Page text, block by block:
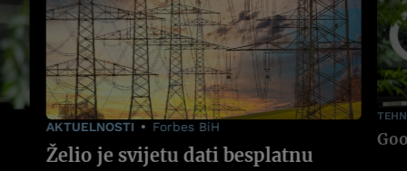
AKTUELNOSTI Forbes BiH
Želio je svijetu dati besplatnu